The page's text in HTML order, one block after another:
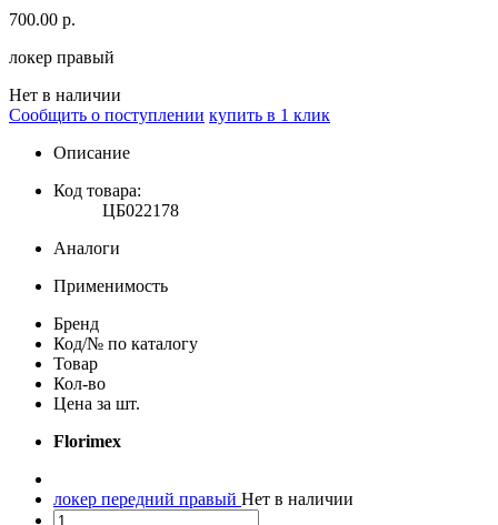
700.00 р.
локер правый
Нет в наличии
Сообщить о поступлении купить в 1 клик
Описание
Код товара:
ЦБ022178
Аналоги
Применимость
Бренд
Код/№ по каталогу
Товар
Кол-во
Цена за шт.
Florimex
локер передний правый Нет в наличии